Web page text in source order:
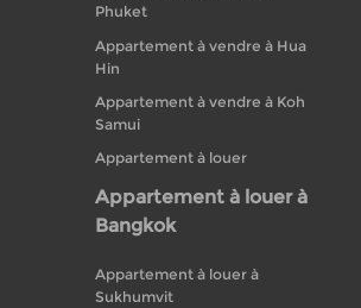
Phuket
Appartement à vendre à Hua
Hin
Appartement à vendre à Koh
Samui
Appartement à louer
Appartement à louer à
Bangkok
Appartement à louer à
Sukhumvit